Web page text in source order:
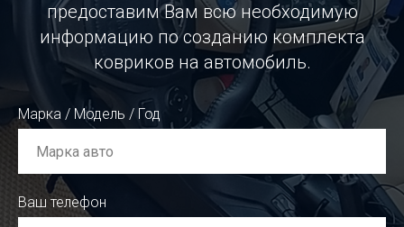
предоставим Вам всю необходимую
информацию по созданию комплекта
ковриков на автомобиль.
Марка / Модель / Год
Ваш телефон